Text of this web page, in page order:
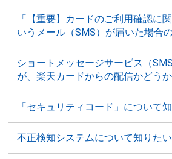
「【重要】カードのご利用確認に
いうメール（SMS）が届いた場合
ショートメッセージサービス（
が、楽天カードからの配信かどう
「セキュリティコード」について
不正検知システムについて知りたい